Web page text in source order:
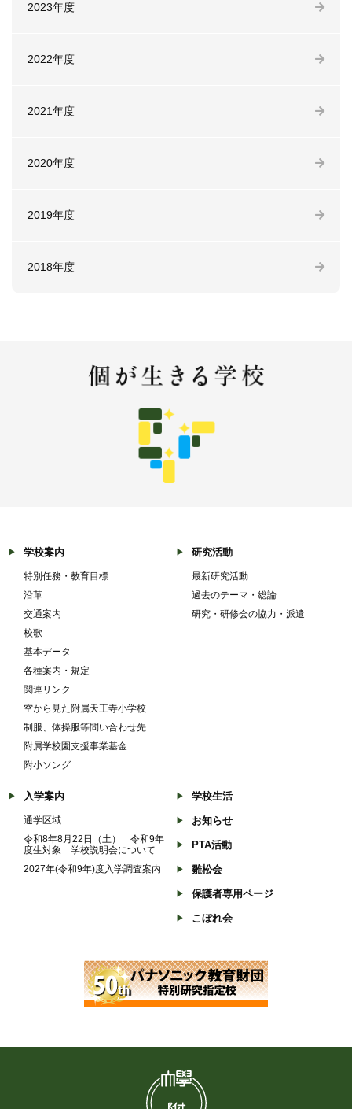
2023年度
2022年度
2021年度
2020年度
2019年度
2018年度
学校案内
特別任務・教育目標
沿革
交通案内
校歌
基本データ
各種案内・規定
関連リンク
空から見た附属天王寺小学校
制服、体操服等問い合わせ先
附属学校園支援事業基金
附小ソング
研究活動
最新研究活動
過去のテーマ・総論
研究・研修会の協力・派遣
入学案内
通学区域
令和8年8月22日（土） 令和9年
度生対象 学校説明会について
2027年(令和9年)度入学調査案内
学校生活
お知らせ
PTA活動
雛松会
保護者専用ページ
こぼれ会